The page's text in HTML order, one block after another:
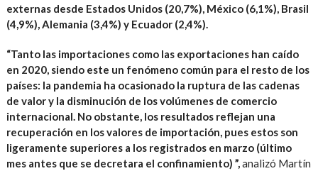
externas desde Estados Unidos (20,7%), México (6,1%), Brasil
(4,9%), Alemania (3,4%) y Ecuador (2,4%).
“Tanto las importaciones como las exportaciones han caído
en 2020, siendo este un fenómeno común para el resto de los
países: la pandemia ha ocasionado la ruptura de las cadenas
de valor y la disminución de los volúmenes de comercio
internacional. No obstante, los resultados reflejan una
recuperación en los valores de importación, pues estos son
ligeramente superiores a los registrados en marzo (último
mes antes que se decretara el confinamiento) ”,analizó Martín